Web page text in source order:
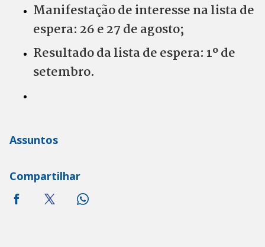
Manifestação de interesse na lista de
espera: 26 e 27 de agosto;
Resultado da lista de espera: 1º de
setembro.
Assuntos
Compartilhar